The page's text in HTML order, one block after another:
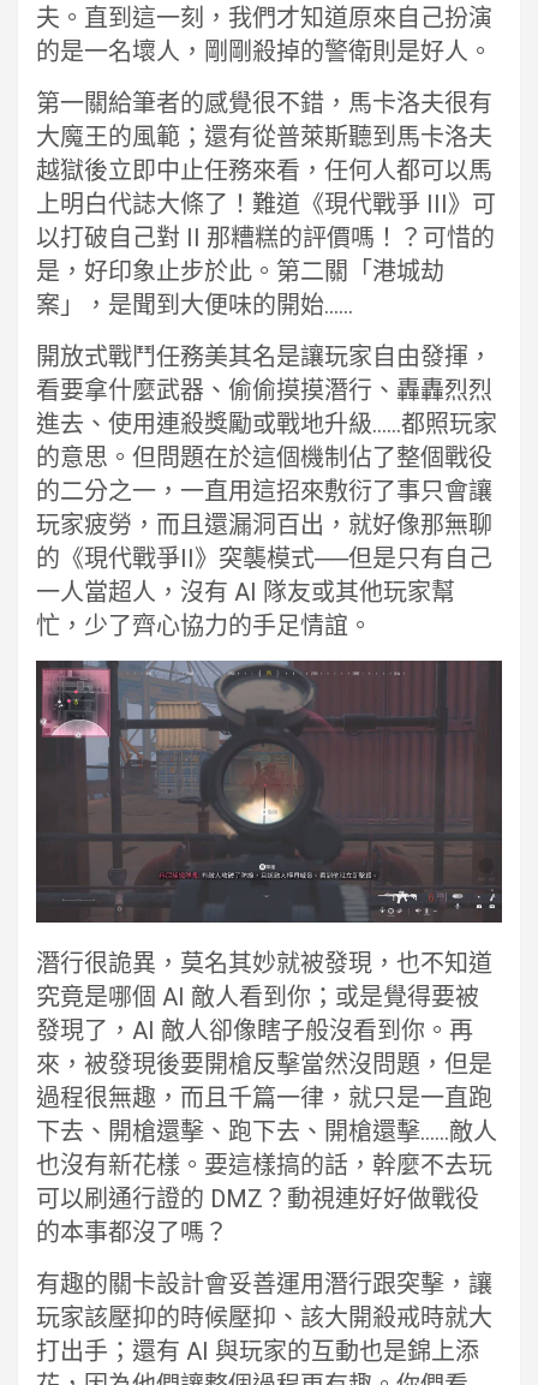
夫。直到這一刻，我們才知道原來自己扮演
的是一名壞人，剛剛殺掉的警衛則是好人。
第一關給筆者的感覺很不錯，馬卡洛夫很有
大魔王的風範；還有從普萊斯聽到馬卡洛夫
越獄後立即中止任務來看，任何人都可以馬
上明白代誌大條了！難道《現代戰爭 III》可
以打破自己對 II 那糟糕的評價嗎！？可惜的
是，好印象止步於此。第二關「港城劫
案」，是聞到大便味的開始……
開放式戰鬥任務美其名是讓玩家自由發揮，
看要拿什麼武器、偷偷摸摸潛行、轟轟烈烈
進去、使用連殺獎勵或戰地升級……都照玩家
的意思。但問題在於這個機制佔了整個戰役
的二分之一，一直用這招來敷衍了事只會讓
玩家疲勞，而且還漏洞百出，就好像那無聊
的《現代戰爭II》突襲模式──但是只有自己
一人當超人，沒有 AI 隊友或其他玩家幫
忙，少了齊心協力的手足情誼。
潛行很詭異，莫名其妙就被發現，也不知道
究竟是哪個 AI 敵人看到你；或是覺得要被
發現了，AI 敵人卻像瞎子般沒看到你。再
來，被發現後要開槍反擊當然沒問題，但是
過程很無趣，而且千篇一律，就只是一直跑
下去、開槍還擊、跑下去、開槍還擊……敵人
也沒有新花樣。要這樣搞的話，幹麼不去玩
可以刷通行證的 DMZ？動視連好好做戰役
的本事都沒了嗎？
有趣的關卡設計會妥善運用潛行跟突擊，讓
玩家該壓抑的時候壓抑、該大開殺戒時就大
打出手；還有 AI 與玩家的互動也是錦上添